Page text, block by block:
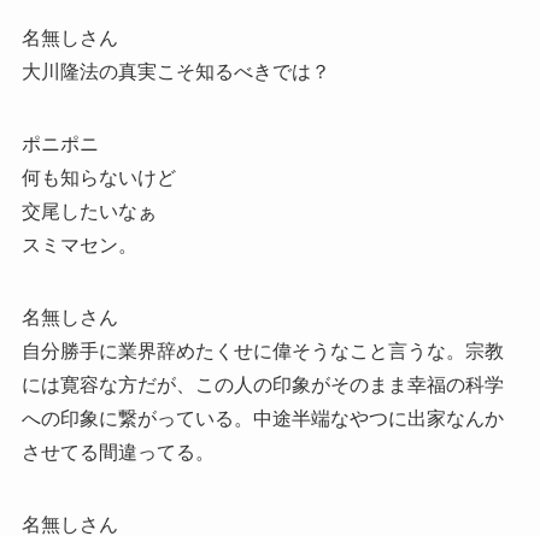
名無しさん
大川隆法の真実こそ知るべきでは？
ポニポニ
何も知らないけど
交尾したいなぁ
スミマセン。
名無しさん
自分勝手に業界辞めたくせに偉そうなこと言うな。宗教
には寛容な方だが、この人の印象がそのまま幸福の科学
への印象に繋がっている。中途半端なやつに出家なんか
させてる間違ってる。
名無しさん